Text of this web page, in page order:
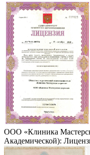
ООО «Клиника
Академической):